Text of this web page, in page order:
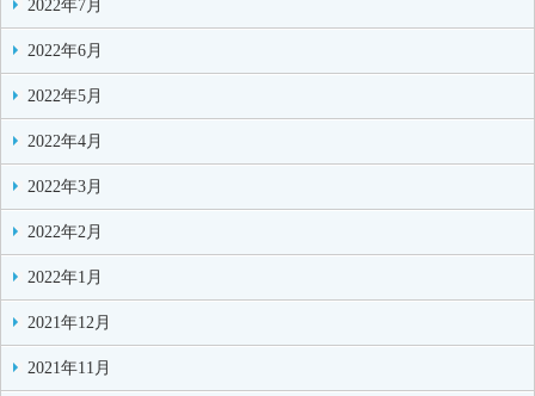
2022年7月
2022年6月
2022年5月
2022年4月
2022年3月
2022年2月
2022年1月
2021年12月
2021年11月